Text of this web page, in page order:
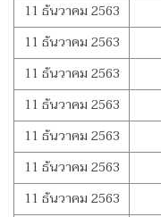
11 ธันวาคม 2563
11 ธันวาคม 2563
11 ธันวาคม 2563
11 ธันวาคม 2563
11 ธันวาคม 2563
11 ธันวาคม 2563
11 ธันวาคม 2563